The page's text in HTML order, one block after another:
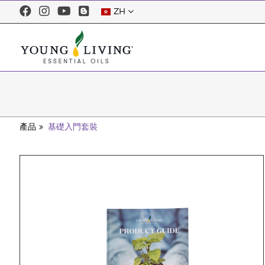
ZH
產品 基礎入門套裝